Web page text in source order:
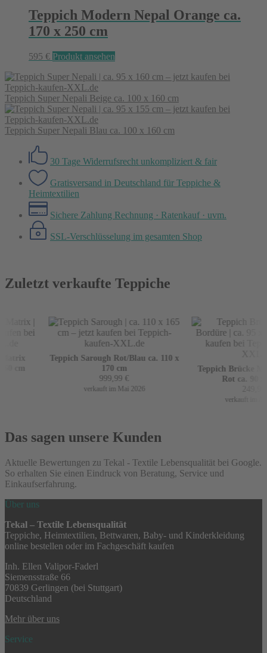
Teppich Modern Nepal Orange ca.
170 x 250 cm
595 € Produkt ansehen
Teppich Super Nepali Beige ca. 100 x 160 cm
Teppich Super Nepali Blau ca. 100 x 160 cm
30 Tage Widerrufsrecht unkompliziert & fair
Gratisversand in Deutschland für Teppiche &
Heimtextilien
Sichere Zahlung Rechnung · Ratenkauf · uvm.
SSL-Verschlüsselung im gesamten Shop
Zuletzt verkaufte Teppiche
Teppich Sarough Rot/Blau ca. 110 x
170 cm
999,99€
verkauft im Mai 2026
Teppich Brücke
Rot ca. 90 x
verkauft im
Das sagen unsere Kunden
Aktuelle Bewertungen zu Tekal - Textile Lebensqualität bei Google.
So erhalten Sie einen Eindruck von Beratung, Service und
Einkaufserfahrung.
Über uns
Tekal – Textile Lebensqualität
Teppiche, Heimtextilien, Bettwaren, Baby- und Kinderkleidung
online bestellen oder im Fachgeschäft kaufen
Inh. Ellen Valipor-Faderl
Siemensstraße 66
70839 Gerlingen (bei Stuttgart)
Deutschland
Mehr über uns
Service